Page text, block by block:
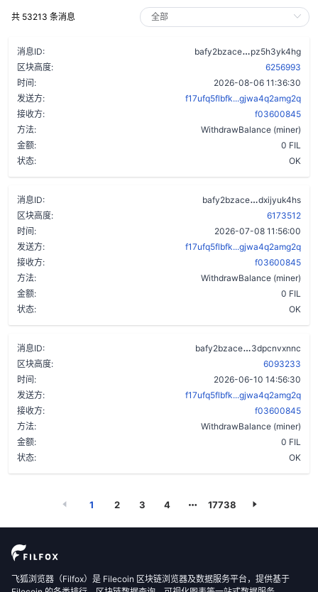
共 53213 条消息
消息ID: bafy2bzace
pz5h3yk4hg
区块高度:
6256993
时间:
2026-08-06 11:36:30
发送方:
f17ufq5flbfk...gjwa4q2amg2q
接收方:
f03600845
方法:
WithdrawBalance (miner)
金额:
0 FIL
状态:
OK
消息ID: bafy2bzace
dxijyuk4hs
区块高度:
6173512
时间:
2026-07-08 11:56:00
发送方:
f17ufq5flbfk...gjwa4q2amg2q
接收方:
f03600845
方法:
WithdrawBalance (miner)
金额:
0 FIL
状态:
OK
消息ID: bafy2bzace
3dpcnvxnnc
区块高度:
6093233
时间:
2026-06-10 14:56:30
发送方:
f17ufq5flbfk...gjwa4q2amg2q
接收方:
f03600845
方法:
WithdrawBalance (miner)
金额:
0 FIL
状态:
OK
1 2 3 4 17738
飞狐浏览器（Filfox）是 Filecoin 区块链浏览器及数据服务平台，提供基于